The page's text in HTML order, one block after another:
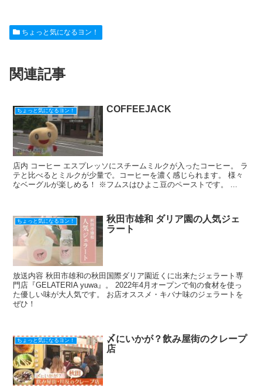
c
e
o
k
e
n
ck
et
ちょっと気になるヨン！
関連記事
ちょっと気になるヨン！ COFFEEJACK
店内 コーヒー エスプレッソにスチームミルクが入ったコーヒー。 ラ
テと比べるとミルクが少量で。コーヒーを濃く感じられます。 様々
なベーグルが楽しめる！ ※フムスはひよこ豆のペーストです。 ...
ちょっと気になるヨン！
秋田市雄和 ダリア園の人気ジェ
ラート
放送内容 秋田市雄和の秋田国際ダリア園近くに出来たジェラート専
門店『GELATERIA yuwa』。 2022年4月オープンで旬の食材を使っ
た優しい味が大人気です。 お店オススメ・キバナ味のジェラートを
ぜひ！
ちょっと気になるヨン！
〆にいかが？飲み屋街のクレープ
店